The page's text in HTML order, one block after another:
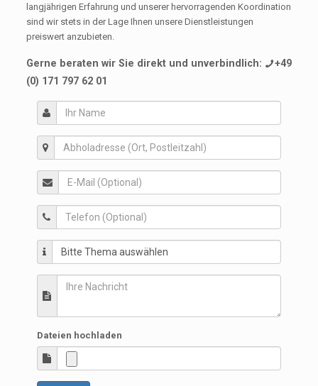
langjährigen Erfahrung und unserer hervorragenden Koordination
sind wir stets in der Lage Ihnen unsere Dienstleistungen
preiswert anzubieten.
Gerne beraten wir Sie direkt und unverbindlich:
+49
(0) 171 797 62 01
Dateien hochladen